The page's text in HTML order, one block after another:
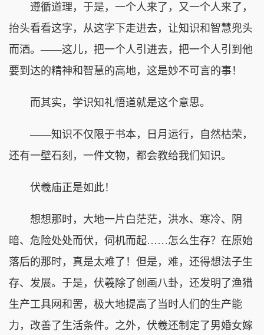
遵循道理，于是，一个人来了，又一个人来了，
抬头看看这字，从这字下走进去，让知识和智慧兜头
而洒。——这儿，把一个人引进去，把一个人引到他
要到达的精神和智慧的高地，这是妙不可言的事！
而其实，学识知礼悟道就是这个意思。
——知识不仅限于书本，日月运行，自然枯荣，
还有一壁石刻，一件文物，都会教给我们知识。
伏羲庙正是如此！
想想那时，大地一片白茫茫，洪水、寒冷、阴
暗、危险处处而伏，伺机而起……怎么生存？在原始
落后的那时，真是太难了！但是，难，还得想法子生
存、发展。于是，伏羲除了创画八卦，还发明了渔猎
生产工具网和罟，极大地提高了当时人们的生产能
力，改善了生活条件。之外，伏羲还制定了男婚女嫁